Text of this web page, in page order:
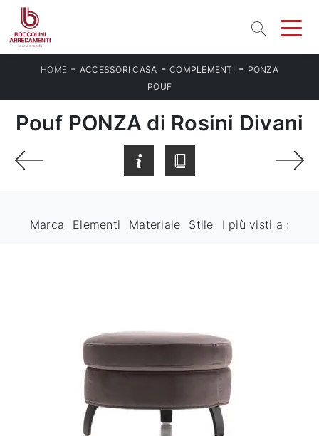
HOME - ACCESSORI CASA -COMPLEMENTI - PONZA
POUF
Pouf PONZA di Rosini Divani
Marca Elementi Materiale Stile I più visti a :